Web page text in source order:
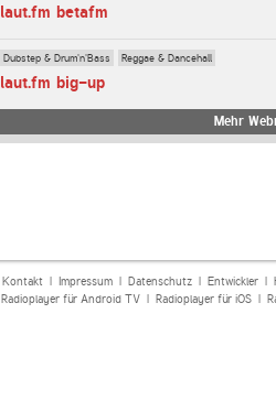
laut.fm betafm
Dubstep & Drum'n'Bass Reggae & Dancehall
laut.fm big-up
Mehr
Kontakt| Impressum| Datenschutz| Entwickler|
Radioplayer für Android TV| Radioplayer für iOS|